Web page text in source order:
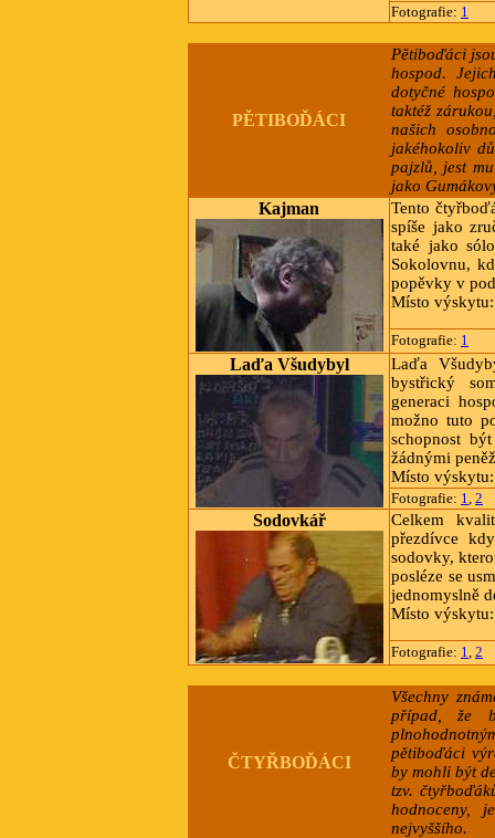
Fotografie: 1
PĚTIBOĎÁCI
Pětiboďáci
hospod.
dotyčné
taktéž
našich
jakéhokoliv
pajzlů, jest
jako
Kajman
Tento
spíše jako
také jako
Sokolovnu,
popěvky v
Místo
Fotografie: 1
Laďa Všudybyl
Laďa
bystřický
generaci
možno tuto
schopnost
žádnými
Místo
Fotografie: 1, 2
Sodovkář
Celkem
přezdívce
sodovky,
posléze se
jednomyslně
Místo
Fotografie: 1, 2
ČTYŘBOĎÁCI
Všechny
případ, že
pětiboďáci
by mohli být
tzv.
hodnoceny,
nejvyššího.